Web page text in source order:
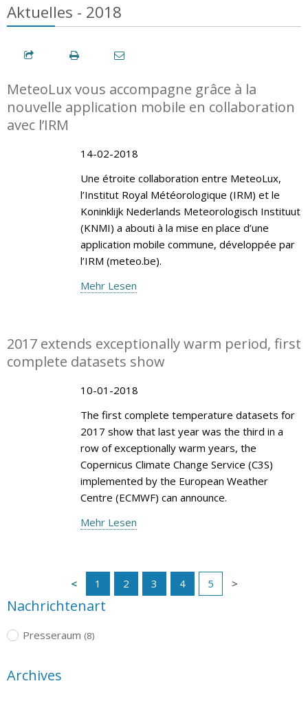
Aktuelles - 2018
MeteoLux vous accompagne grâce à la
nouvelle application mobile en collaboration
avec l’IRM
14-02-2018
Une étroite collaboration entre MeteoLux,
l’Institut Royal Météorologique (IRM) et le
Koninklijk Nederlands Meteorologisch Instituut
(KNMI) a abouti à la mise en place d’une
application mobile commune, développée par
l’IRM (meteo.be).
Mehr Lesen
2017 extends exceptionally warm period, first
complete datasets show
10-01-2018
The first complete temperature datasets for
2017 show that last year was the third in a
row of exceptionally warm years, the
Copernicus Climate Change Service (C3S)
implemented by the European Weather
Centre (ECMWF) can announce.
Mehr Lesen
1 2 3 4 5
Nachrichtenart
Presseraum (8)
Archives